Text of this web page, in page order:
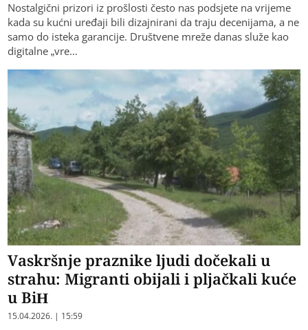
Nostalgični prizori iz prošlosti često nas podsjete na vrijeme
kada su kućni uređaji bili dizajnirani da traju decenijama, a ne
samo do isteka garancije. Društvene mreže danas služe kao
digitalne „vre…
Vaskršnje praznike ljudi dočekali u
strahu: Migranti obijali i pljačkali kuće
u BiH
15.04.2026. | 15:59